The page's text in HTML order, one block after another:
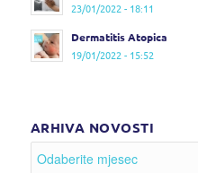
23/01/2022 - 18:11
Dermatitis Atopica
19/01/2022 - 15:52
ARHIVA NOVOSTI